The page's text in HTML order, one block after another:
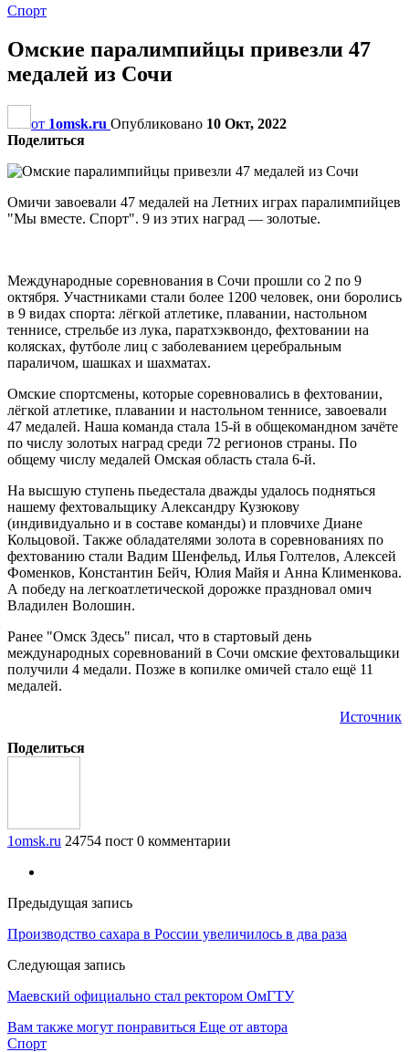
Спорт
Омские паралимпийцы привезли 47
медалей из Сочи
от 1omsk.ru Опубликовано 10 Окт, 2022
Поделиться
Омичи завоевали 47 медалей на Летних играх паралимпийцев
"Мы вместе. Спорт". 9 из этих наград — золотые.
Международные соревнования в Сочи прошли со 2 по 9
октября. Участниками стали более 1200 человек, они боролись
в 9 видах спорта: лёгкой атлетике, плавании, настольном
теннисе, стрельбе из лука, паратхэквондо, фехтовании на
колясках, футболе лиц с заболеванием церебральным
параличом, шашках и шахматах.
Омские спортсмены, которые соревновались в фехтовании,
лёгкой атлетике, плавании и настольном теннисе, завоевали
47 медалей. Наша команда стала 15-й в общекомандном зачёте
по числу золотых наград среди 72 регионов страны. По
общему числу медалей Омская область стала 6-й.
На высшую ступень пьедестала дважды удалось подняться
нашему фехтовальщику Александру Кузюкову
(индивидуально и в составе команды) и пловчихе Диане
Кольцовой. Также обладателями золота в соревнованиях по
фехтованию стали Вадим Шенфельд, Илья Голтелов, Алексей
Фоменков, Константин Бейч, Юлия Майя и Анна Клименкова.
А победу на легкоатлетической дорожке праздновал омич
Владилен Волошин.
Ранее "Омск Здесь" писал, что в стартовый день
международных соревнований в Сочи омские фехтовальщики
получили 4 медали. Позже в копилке омичей стало ещё 11
медалей.
Источник
Поделиться
1omsk.ru 24754 пост 0 комментарии
Предыдущая запись
Производство сахара в России увеличилось в два раза
Следующая запись
Маевский официально стал ректором ОмГТУ
Вам также могут понравиться Еще от автора
Спорт